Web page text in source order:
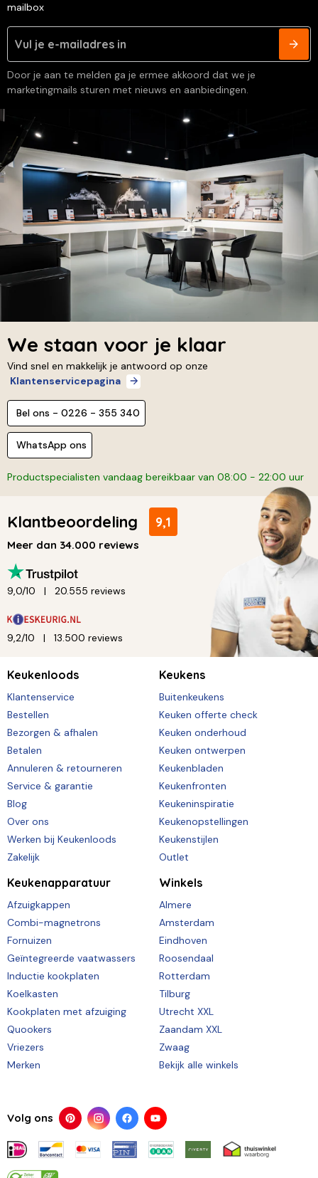
mailbox
Door je aan te melden ga je ermee akkoord dat we je
marketingmails sturen met nieuws en aanbiedingen.
We staan voor je klaar
Vind snel en makkelijk je antwoord op onze
Klantenservicepagina
Bel ons - 0226 - 355 340
WhatsApp ons
Productspecialisten vandaag bereikbaar van 08:00 - 22:00 uur
Klantbeoordeling 9,1
Meer dan 34.000 reviews
9,0/10 20.555 reviews
9,2/10 13.500 reviews
Keukenloods
Klantenservice
Bestellen
Bezorgen & afhalen
Betalen
Annuleren & retourneren
Service & garantie
Blog
Over ons
Werken bij Keukenloods
Zakelijk
Keukens
Buitenkeukens
Keuken offerte check
Keuken onderhoud
Keuken ontwerpen
Keukenbladen
Keukenfronten
Keukeninspiratie
Keukenopstellingen
Keukenstijlen
Outlet
Keukenapparatuur
Afzuigkappen
Combi-magnetrons
Fornuizen
Geïntegreerde vaatwassers
Inductie kookplaten
Koelkasten
Kookplaten met afzuiging
Quookers
Vriezers
Merken
Winkels
Almere
Amsterdam
Eindhoven
Roosendaal
Rotterdam
Tilburg
Utrecht XXL
Zaandam XXL
Zwaag
Bekijk alle winkels
Volg ons